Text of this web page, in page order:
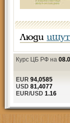
Люди ищут
Курс ЦБ РФ на
EUR 94,0585
USD 81,4077
EUR/USD 1.16